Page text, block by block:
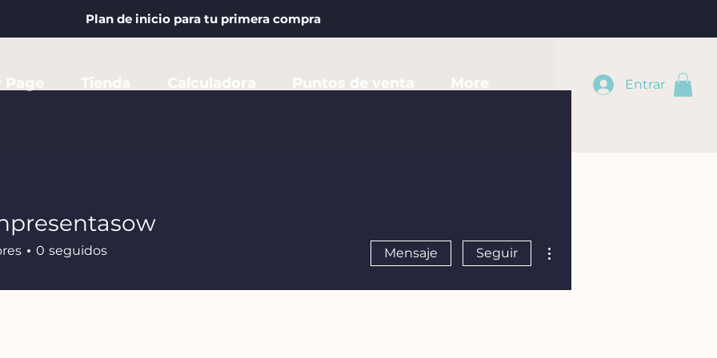
Plan de inicio para tu primera compra
Page Tienda Calculadora Puntos de venta More Entrar
0 seguidos Mensaje Seguir